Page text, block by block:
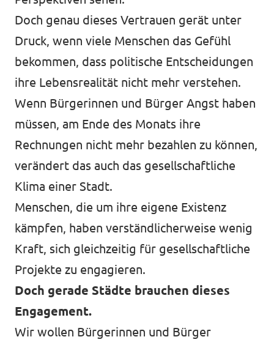
Doch genau dieses Vertrauen gerät unter
Druck, wenn viele Menschen das Gefühl
bekommen, dass politische Entscheidungen
ihre Lebensrealität nicht mehr verstehen.
Wenn Bürgerinnen und Bürger Angst haben
müssen, am Ende des Monats ihre
Rechnungen nicht mehr bezahlen zu können,
verändert das auch das gesellschaftliche
Klima einer Stadt.
Menschen, die um ihre eigene Existenz
kämpfen, haben verständlicherweise wenig
Kraft, sich gleichzeitig für gesellschaftliche
Projekte zu engagieren.
Doch gerade Städte brauchen dieses
Engagement.
Wir wollen Bürgerinnen und Bürger